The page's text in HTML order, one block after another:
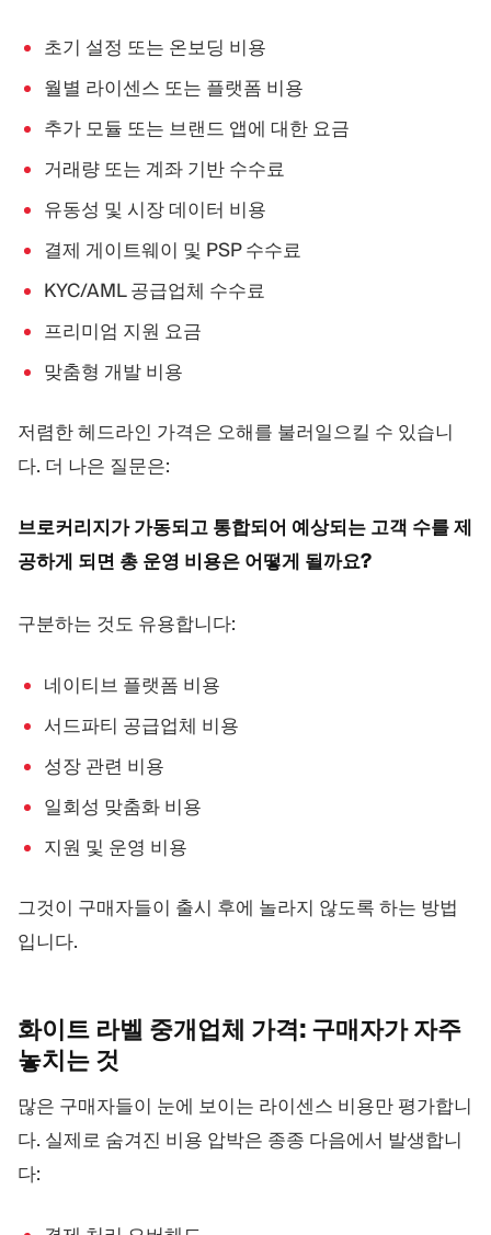
초기 설정 또는 온보딩 비용
월별 라이센스 또는 플랫폼 비용
추가 모듈 또는 브랜드 앱에 대한 요금
거래량 또는 계좌 기반 수수료
유동성 및 시장 데이터 비용
결제 게이트웨이 및 PSP 수수료
KYC/AML 공급업체 수수료
프리미엄 지원 요금
맞춤형 개발 비용
저렴한 헤드라인 가격은 오해를 불러일으킬 수 있습니
다. 더 나은 질문은:
브로커리지가 가동되고 통합되어 예상되는 고객 수를 제
공하게 되면 총 운영 비용은 어떻게 될까요?
구분하는 것도 유용합니다:
네이티브 플랫폼 비용
서드파티 공급업체 비용
성장 관련 비용
일회성 맞춤화 비용
지원 및 운영 비용
그것이 구매자들이 출시 후에 놀라지 않도록 하는 방법
입니다.
화이트 라벨 중개업체 가격: 구매자가 자주
놓치는 것
많은 구매자들이 눈에 보이는 라이센스 비용만 평가합니
다. 실제로 숨겨진 비용 압박은 종종 다음에서 발생합니
다: